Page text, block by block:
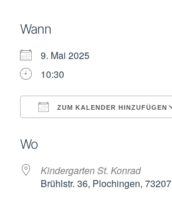
Wann
9. Mai 2025
10:30
ZUM KALENDER HINZUFÜGEN
Wo
Kindergarten St. Konrad
Brühlstr. 36, Plochingen, 73207